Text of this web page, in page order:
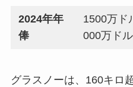
2024年年
俸
1500万ド
000万ド
グラスノーは、160キロ